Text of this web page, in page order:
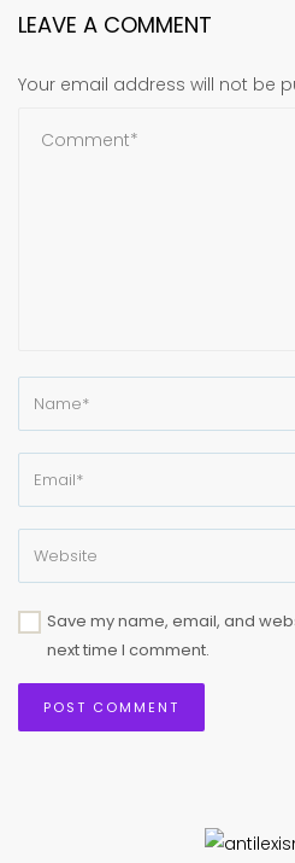
LEAVE A COMMENT
Your email address will not be
Save my name, email, and
next time I comment.